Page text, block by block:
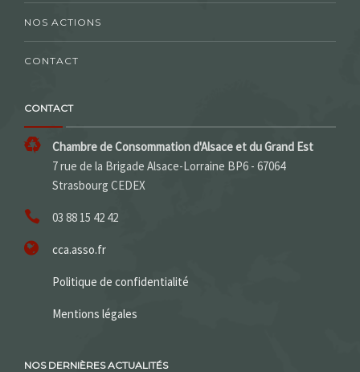
NOS ACTIONS
CONTACT
CONTACT
Chambre de Consommation d'Alsace et du Grand Est
7 rue de la Brigade Alsace-Lorraine BP6 - 67064
Strasbourg CEDEX
03 88 15 42 42
cca.asso.fr
Politique de confidentialité
Mentions légales
NOS DERNIÈRES ACTUALITÉS